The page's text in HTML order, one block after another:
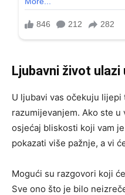
Ljubavni život
U ljubavi vas očekuju
razumijevanjem. Ako ste
osjećaj bliskosti koji vam
pokazati više pažnje, a vi
Mogući su razgovori koji
Sve ono što je bilo